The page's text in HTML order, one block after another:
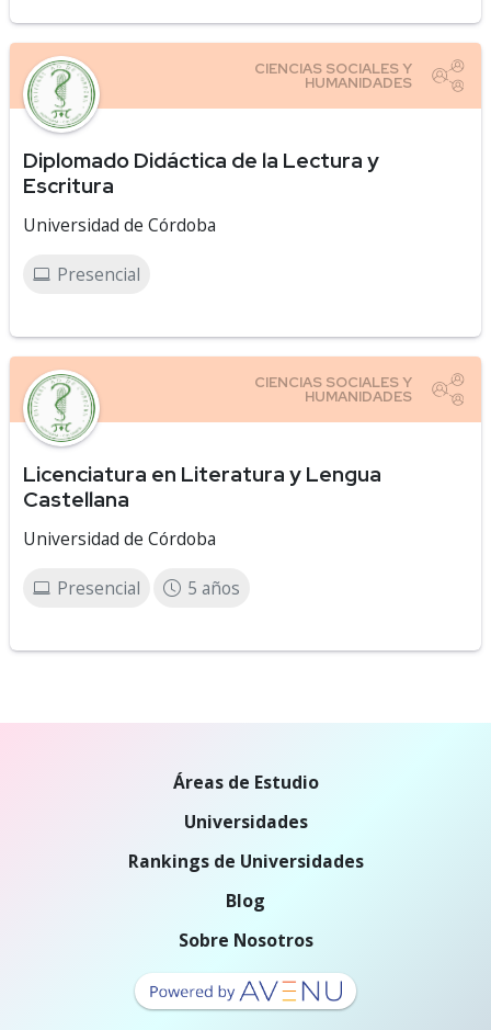
Diplomado Didáctica de la Lectura y
Escritura
Universidad de Córdoba
Presencial
Licenciatura en Literatura y Lengua
Castellana
Universidad de Córdoba
Presencial 5 años
Áreas de Estudio
Universidades
Rankings de Universidades
Blog
Sobre Nosotros